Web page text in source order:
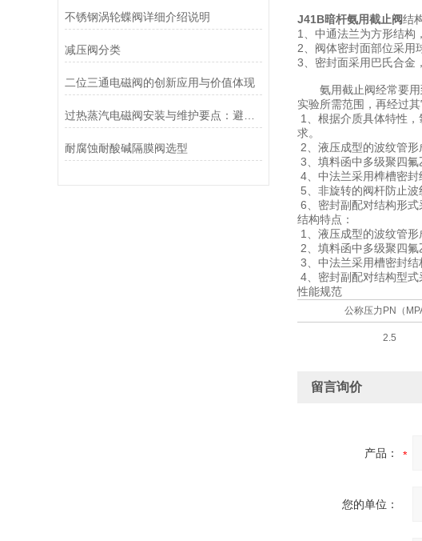
不锈钢涡轮蝶阀详细介绍说明
减压阀分类
二位三通电磁阀的创新应用与价值体现
耐腐蚀耐酸碱隔膜阀选型
J41B暗杆氨用截止阀结
1、中通法兰为方形结构
2、阀体密封面部位采用
3、密封面采用巴氏合金
氨用截止阀经常要用
实验所需范围，再经过
1、根据介质具体特性
求。
2、液压成型的波纹管形
3、填料函中多级聚四氟
4、中法兰采用榫槽密封
5、非旋转的阀杆防止波
6、密封副配对结构形
结构特点：
1、液压成型的波纹管形
2、填料函中多级聚四
3、中法兰采用槽密封结
4、密封副配对结构型
性能规范
公称压力PN（
2.5
留言询价
产品：
您的单位：